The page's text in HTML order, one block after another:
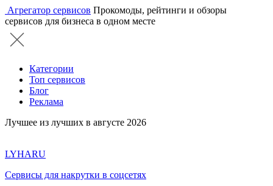
Агрегатор сервисов Прокомоды, рейтинги и обзоры
сервисов для бизнеса в одном месте
Категории
Топ сервисов
Блог
Реклама
Лучшее из лучших в августе 2026
LYHARU
Сервисы для накрутки в соцсетях